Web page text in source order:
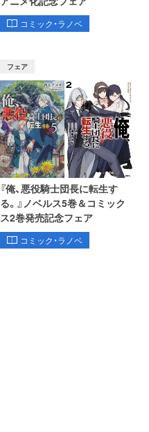
コミック・ラノベ
フェア
『俺、悪役騎士団長に転生す
る。』ノベルス5巻＆コミック
ス2巻発売記念フェア
コミック・ラノベ